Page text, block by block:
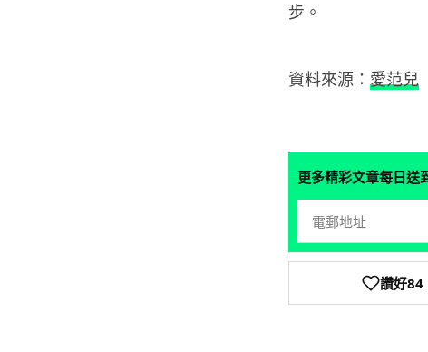
步。
資料來源： 愛范兒
更多精彩文章每日送
讚好84